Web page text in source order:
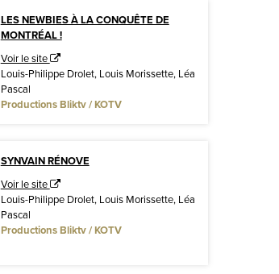
LES NEWBIES À LA CONQUÊTE DE
MONTRÉAL !
Voir le site
Louis-Philippe Drolet, Louis Morissette, Léa
Pascal
Productions Bliktv / KOTV
SYNVAIN RÉNOVE
Voir le site
Louis-Philippe Drolet, Louis Morissette, Léa
Pascal
Productions Bliktv / KOTV